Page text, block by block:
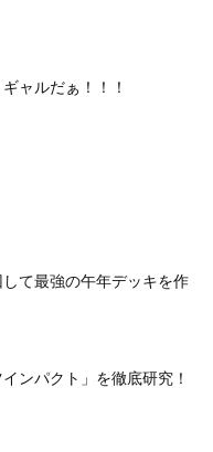
ャルだぁ！！！
て最強の午年デッキを作
ンパクト」を徹底研究！